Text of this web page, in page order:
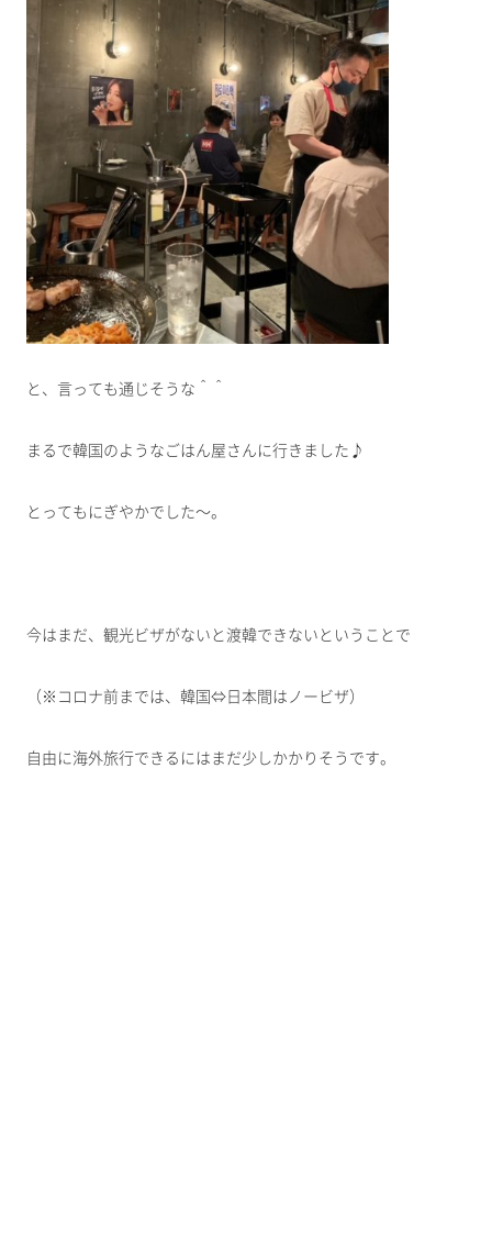
と、言っても通じそうな＾＾
まるで韓国のようなごはん屋さんに行きました♪
とってもにぎやかでした～。
今はまだ、観光ビザがないと渡韓できないということで
（※コロナ前までは、韓国⇔日本間はノービザ）
自由に海外旅行できるにはまだ少しかかりそうです。